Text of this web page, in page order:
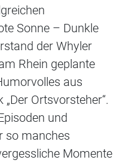
Sonne – Dunkle
der Whyler
Rhein geplante
aus
Ortsvorsteher“.
und
so manches
Momente